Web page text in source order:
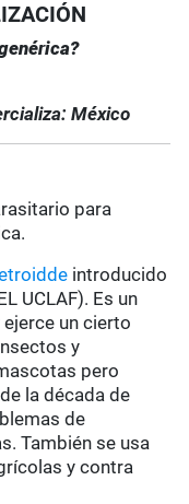
México
para
introducido
UCLAF). Es un
un cierto
y
pero
la década de
de
También se usa
y contra